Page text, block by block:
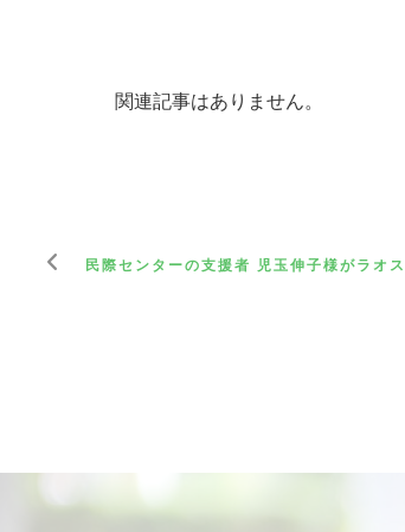
関連記事はありません。
民際センターの支援者 児玉伸子様がラオ